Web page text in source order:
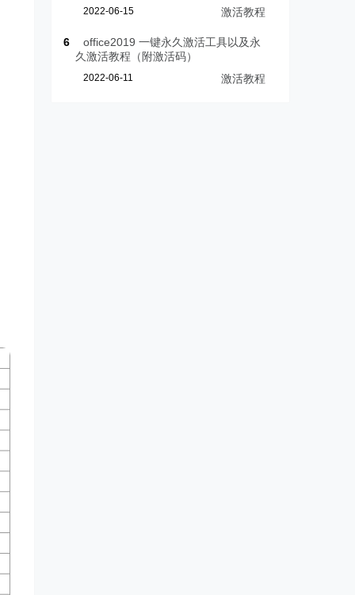
2022-06-15 激活教程
6
office2019 一键永久激活工具以及永
久激活教程（附激活码）
2022-06-11 激活教程